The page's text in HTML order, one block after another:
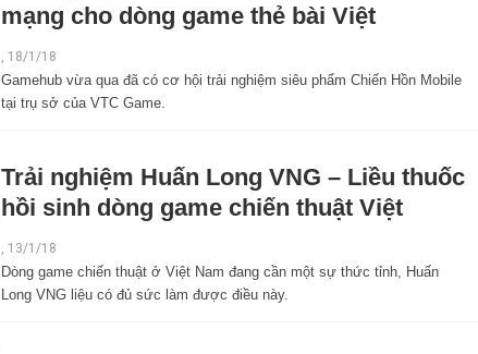
mạng cho dòng game thẻ bài Việt
, 18/1/18
Gamehub vừa qua đã có cơ hội trải nghiệm siêu phẩm Chiến Hồn Mobile
tại trụ sở của VTC Game.
Trải nghiệm Huấn Long VNG – Liều thuốc
hồi sinh dòng game chiến thuật Việt
, 13/1/18
Dòng game chiến thuật ở Việt Nam đang cần một sự thức tỉnh, Huấn
Long VNG liệu có đủ sức làm được điều này.